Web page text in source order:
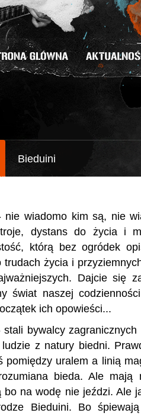
Bieduini
nie wiadomo kim są, nie
dystans do życia i
którą bez ogródek
trudach życia i
Dajcie się
świat naszej
ich opowieści...
stali bywalcy
ludzie z natury biedni.
pomiędzy uralem a linią
bieda. Ale
bo na wodę nie jeździ. Ale
Bieduini. Bo